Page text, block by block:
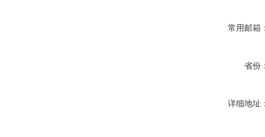
常用邮箱
省份
详细地址